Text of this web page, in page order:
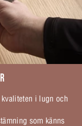
i lugn och
som känns